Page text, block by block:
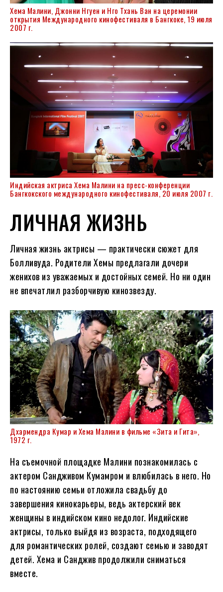
Хема Малини, Джонни Нгуен и Нго Тхань Ван на церемонии
открытия Международного кинофестиваля в Бангкоке, 19 июля
2007 г.
Индийская актриса Хема Малини на пресс-конференции
Бангкокского международного кинофестиваля, 20 июля 2007 г.
ЛИЧНАЯ ЖИЗНЬ
Личная жизнь актрисы — практически сюжет для
Болливуда. Родители Хемы предлагали дочери
женихов из уважаемых и достойных семей. Но ни один
не впечатлил разборчивую кинозвезду.
Дхармендра Кумар и Хема Малини в фильме «Зита и Гита»,
1972 г.
На съемочной площадке Малини познакомилась с
актером Сандживом Кумамром и влюбилась в него. Но
по настоянию семьи отложила свадьбу до
завершения кинокарьеры, ведь актерский век
женщины в индийском кино недолог. Индийские
актрисы, только выйдя из возраста, подходящего
для романтических ролей, создают семью и заводят
детей. Хема и Санджив продолжили сниматься
вместе.